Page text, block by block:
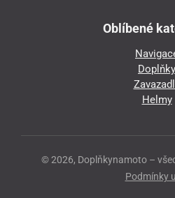
Oblíbené
Doplňky
Helmy
© 2026, Doplňkynamoto –
Podmínky